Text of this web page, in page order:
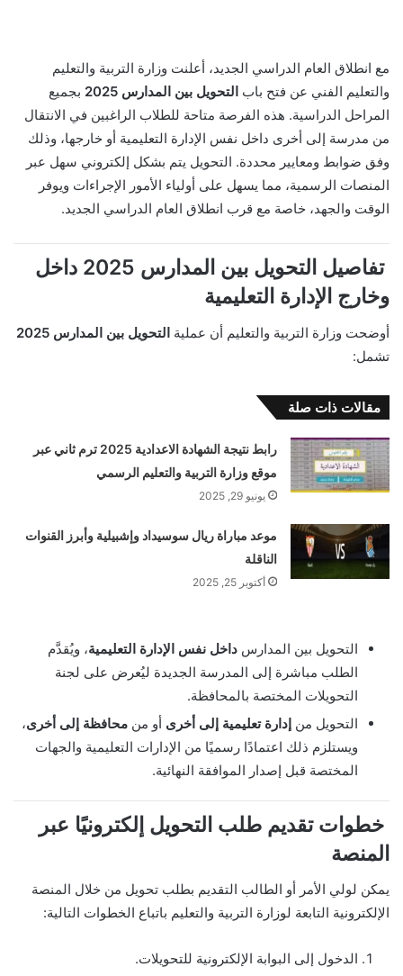
مع انطلاق العام الدراسي الجديد، أعلنت وزارة التربية والتعليم
والتعليم الفني عن فتح باب التحويل بين المدارس 2025
بجميع
المراحل الدراسية. هذه الفرصة متاحة للطلاب الراغبين في الانتقال
من مدرسة إلى أخرى داخل نفس الإدارة التعليمية أو خارجها، وذلك
وفق ضوابط ومعايير محددة. التحويل يتم بشكل إلكتروني سهل عبر
المنصات الرسمية، مما يسهل على أولياء الأمور الإجراءات ويوفر
الوقت والجهد، خاصة مع قرب انطلاق العام الدراسي الجديد.
تفاصيل التحويل بين المدارس 2025 داخل
وخارج الإدارة التعليمية
أوضحت وزارة التربية والتعليم أن عملية التحويل بين المدارس 2025
تشمل:
مقالات ذات صلة
رابط نتيجة الشهادة الاعدادية 2025 ترم ثاني عبر
موقع وزارة التربية والتعليم الرسمي
يونيو 29, 2025
موعد مباراة ريال سوسيداد وإشبيلية وأبرز القنوات
الناقلة
أكتوبر 25, 2025
التحويل بين المدارس داخل نفس الإدارة التعليمية، ويُقدَّم
الطلب مباشرة إلى المدرسة الجديدة ليُعرض على لجنة
التحويلات المختصة بالمحافظة.
التحويل من إدارة تعليمية إلى أخرى أو من محافظة إلى أخرى،
ويستلزم ذلك اعتمادًا رسميًا من الإدارات التعليمية والجهات
المختصة قبل إصدار الموافقة النهائية.
خطوات تقديم طلب التحويل إلكترونيًا عبر
المنصة
يمكن لولي الأمر أو الطالب التقديم بطلب تحويل من خلال المنصة
الإلكترونية التابعة لوزارة التربية والتعليم باتباع الخطوات التالية:
الدخول إلى البوابة الإلكترونية للتحويلات.